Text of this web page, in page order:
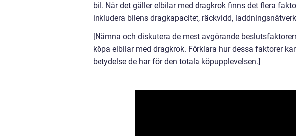
bil. När det gäller elbilar med dragkrok finns det flera
inkludera bilens dragkapacitet, räckvidd,
[Nämna och diskutera de mest avgörande
köpa elbilar med dragkrok. Förklara hur dessa faktorer
betydelse de har för den totala köpupplevelsen.]